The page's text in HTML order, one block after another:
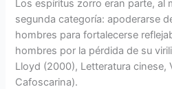
Los espíritus zorro eran parte, al
segunda categoría: apoderarse
hombres para fortalecerse
hombres por la pérdida de su
Lloyd (2000), Letteratura cinese,
Cafoscarina).